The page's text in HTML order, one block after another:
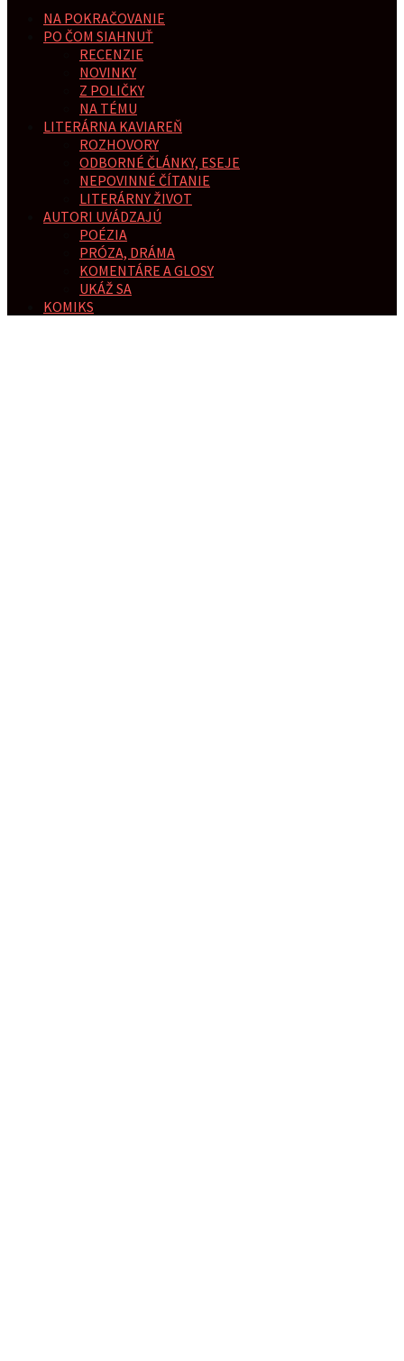
NA POKRAČOVANIE
PO ČOM SIAHNUŤ
RECENZIE
NOVINKY
Z POLIČKY
NA TÉMU
LITERÁRNA KAVIAREŇ
ROZHOVORY
ODBORNÉ ČLÁNKY, ESEJE
NEPOVINNÉ ČÍTANIE
LITERÁRNY ŽIVOT
AUTORI UVÁDZAJÚ
POÉZIA
PRÓZA, DRÁMA
KOMENTÁRE A GLOSY
UKÁŽ SA
KOMIKS